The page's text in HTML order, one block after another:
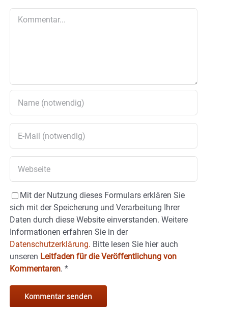
Mit der Nutzung dieses Formulars erklären Sie
sich mit der Speicherung und Verarbeitung Ihrer
Daten durch diese Website einverstanden. Weitere
Informationen erfahren Sie in der
Datenschutzerklärung. Bitte lesen Sie hier auch
unseren Leitfaden für die Veröffentlichung von
Kommentaren. *